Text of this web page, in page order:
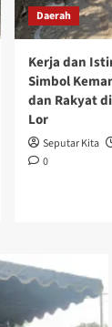
Daerah
Kerja dan
Simbol
dan Rakyat
Lor
Seputar Kita
0